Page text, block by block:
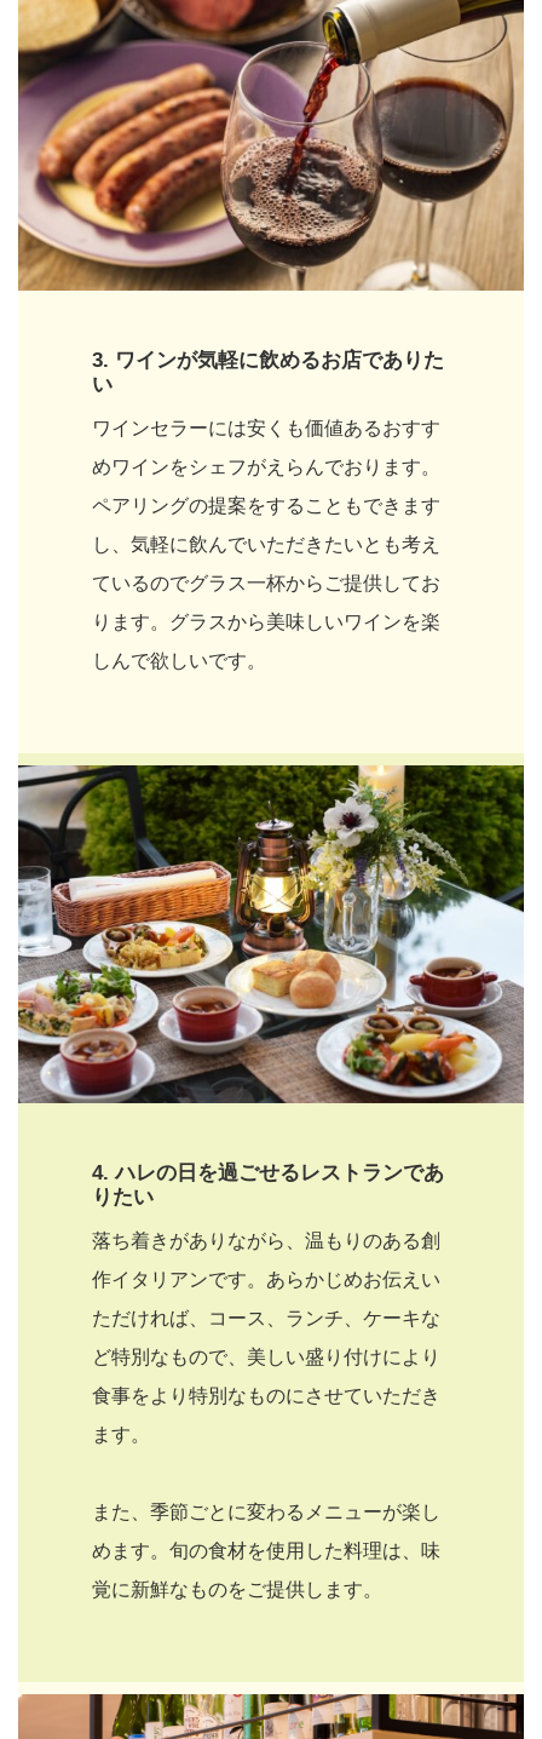
3. ワインが気軽に飲めるお店でありた
い
ワインセラーには安くも価値あるおすす
めワインをシェフがえらんでおります。
ペアリングの提案をすることもできます
し、気軽に飲んでいただきたいとも考え
ているのでグラス一杯からご提供してお
ります。グラスから美味しいワインを楽
しんで欲しいです。
4.ハレの日を過ごせるレストランであ
りたい
落ち着きがありながら、温もりのある創
作イタリアンです。あらかじめお伝えい
ただければ、コース、ランチ、ケーキな
ど特別なもので、美しい盛り付けにより
食事をより特別なものにさせていただき
ます。
また、季節ごとに変わるメニューが楽し
めます。旬の食材を使用した料理は、味
覚に新鮮なものをご提供します。